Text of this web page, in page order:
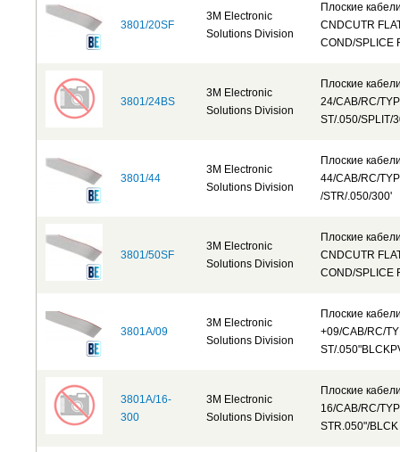
3801/20SF
3M Electronic
Solutions Division
Плоские
CNDCUTR
COND/SPLICE
3801/24BS
3M Electronic
Solutions Division
Плоские
24/CAB/RC/
ST/.050/SPLIT/
3801/44
3M Electronic
Solutions Division
Плоские
44/CAB/RC/
/STR/.050/300'
3801/50SF
3M Electronic
Solutions Division
Плоские
CNDCUTR
COND/SPLICE
3801A/09
3M Electronic
Solutions Division
Плоские
+09/CAB/RC/
ST/
3801A/16-
300
3M Electronic
Solutions Division
Плоские
16/CAB/RC/
STR.050"/